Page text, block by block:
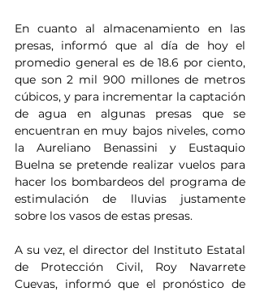
En cuanto al almacenamiento en las
presas, informó que al día de hoy el
promedio general es de 18.6 por ciento,
que son 2 mil 900 millones de metros
cúbicos, y para incrementar la captación
de agua en algunas presas que se
encuentran en muy bajos niveles, como
la Aureliano Benassini y Eustaquio
Buelna se pretende realizar vuelos para
hacer los bombardeos del programa de
estimulación de lluvias justamente
sobre los vasos de estas presas.
A su vez, el director del Instituto Estatal
de Protección Civil, Roy Navarrete
Cuevas, informó que el pronóstico de